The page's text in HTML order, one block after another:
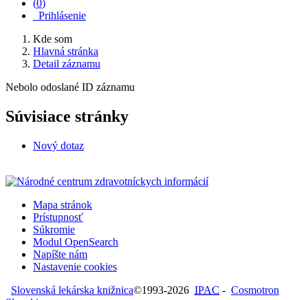
(0)
Prihlásenie
Kde som
Hlavná stránka
Detail záznamu
Nebolo odoslané ID záznamu
Súvisiace stránky
Nový dotaz
Mapa stránok
Prístupnosť
Súkromie
Modul OpenSearch
Napíšte nám
Nastavenie cookies
Slovenská lekárska knižnica©1993-2026 IPAC - Cosmotron